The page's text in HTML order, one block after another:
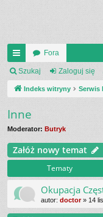
UI
C
_L
IN
K
S
Fora
Szukaj Zaloguj się
Indeks witryny Serwis
Inne
Moderator: Butryk
Załóż nowy temat
Tematy
Okupacja
autor: doctor» 14